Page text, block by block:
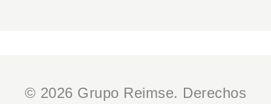
© 2026 Grupo Reimse. Derechos